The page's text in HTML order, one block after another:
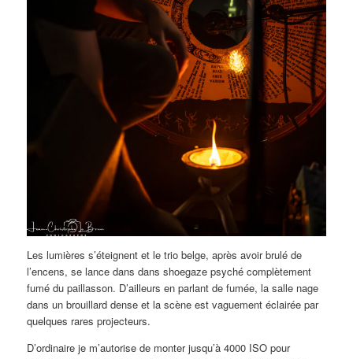
Les lumières s’éteignent et le trio belge, après avoir brulé de
l’encens, se lance dans dans shoegaze psyché complètement
fumé du paillasson. D’ailleurs en parlant de fumée, la salle nage
dans un brouillard dense et la scène est vaguement éclairée par
quelques rares projecteurs.
D’ordinaire je m’autorise de monter jusqu’à 4000 ISO pour